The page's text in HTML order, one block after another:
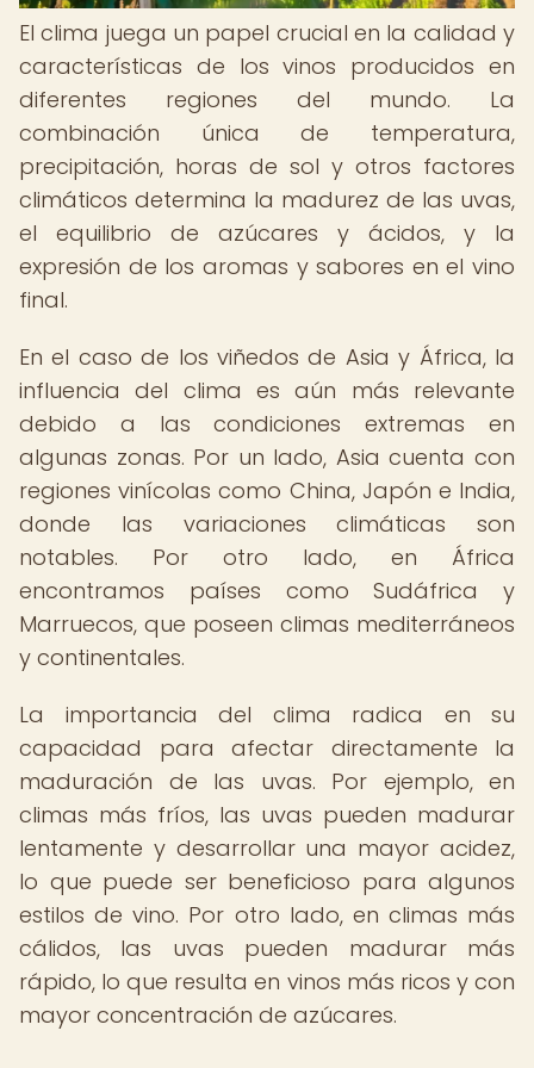
El clima juega un papel crucial en la calidad y
características de los vinos producidos en
diferentes regiones del mundo. La
combinación única de temperatura,
precipitación, horas de sol y otros factores
climáticos determina la madurez de las uvas,
el equilibrio de azúcares y ácidos, y la
expresión de los aromas y sabores en el vino
final.
En el caso de los viñedos de Asia y África, la
influencia del clima es aún más relevante
debido a las condiciones extremas en
algunas zonas. Por un lado, Asia cuenta con
regiones vinícolas como China, Japón e India,
donde las variaciones climáticas son
notables. Por otro lado, en África
encontramos países como Sudáfrica y
Marruecos, que poseen climas mediterráneos
y continentales.
La importancia del clima radica en su
capacidad para afectar directamente la
maduración de las uvas. Por ejemplo, en
climas más fríos, las uvas pueden madurar
lentamente y desarrollar una mayor acidez,
lo que puede ser beneficioso para algunos
estilos de vino. Por otro lado, en climas más
cálidos, las uvas pueden madurar más
rápido, lo que resulta en vinos más ricos y con
mayor concentración de azúcares.